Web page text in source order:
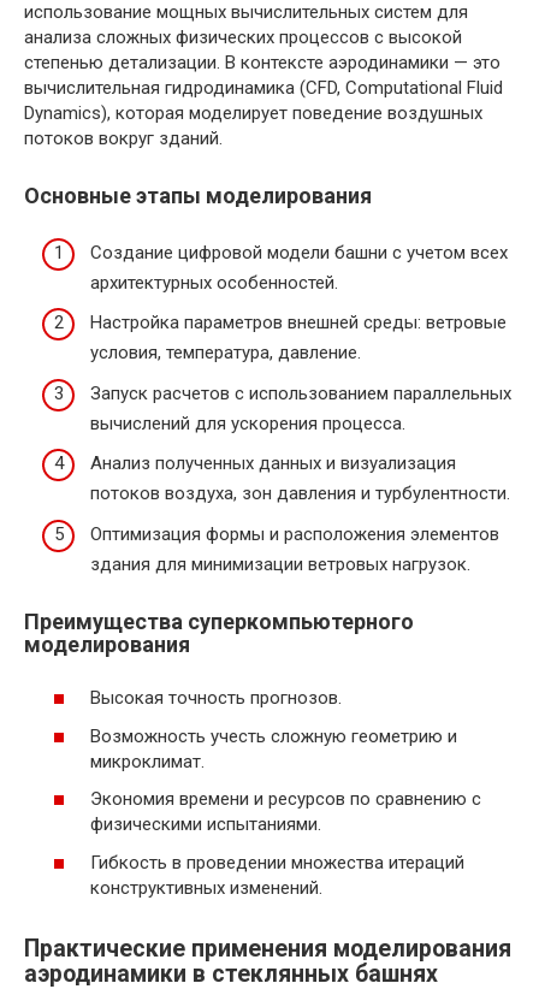
использование мощных вычислительных систем для
анализа сложных физических процессов с высокой
степенью детализации. В контексте аэродинамики — это
вычислительная гидродинамика (CFD, Computational Fluid
Dynamics), которая моделирует поведение воздушных
потоков вокруг зданий.
Основные этапы моделирования
Создание цифровой модели башни с учетом всех
архитектурных особенностей.
Настройка параметров внешней среды: ветровые
условия, температура, давление.
Запуск расчетов с использованием параллельных
вычислений для ускорения процесса.
Анализ полученных данных и визуализация
потоков воздуха, зон давления и турбулентности.
Оптимизация формы и расположения элементов
здания для минимизации ветровых нагрузок.
Преимущества суперкомпьютерного
моделирования
Высокая точность прогнозов.
Возможность учесть сложную геометрию и
микроклимат.
Экономия времени и ресурсов по сравнению с
физическими испытаниями.
Гибкость в проведении множества итераций
конструктивных изменений.
Практические применения моделирования
аэродинамики в стеклянных башнях